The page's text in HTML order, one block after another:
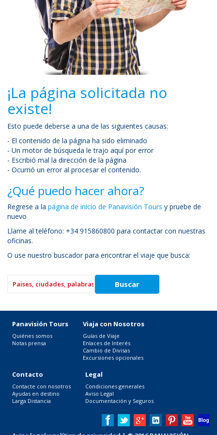
¡La página solicitada no
existe!
Esto puede deberse a una de las siguientes causas:
- El contenido de la página ha sido eliminado
- Un motor de búsqueda le trajo aquí por error
- Escribió mal la dirección de la página
- Ocurrió un error al procesar el contenido.
¿Qué puedo hacer ahora?
Regrese a la página de inicio de Panavisión Tours y pruebe de
nuevo
Llame al teléfono: +34 915860800 para contactar con nuestras
oficinas.
O use nuestro buscador para encontrar el viaje que busca:
Panavisión Tours
Quiénes somos
Notas prensa
Viaja con Nosotros
Guías de Viaje
Enlaces de Interés
Cambio de Divisas
Excursiones opcionales
Contacto
Contacte con nosotros
Ayudas en destino
Larga Distancia
Legal
Condiciones generales
Aviso Legal
Documentación y Seguros